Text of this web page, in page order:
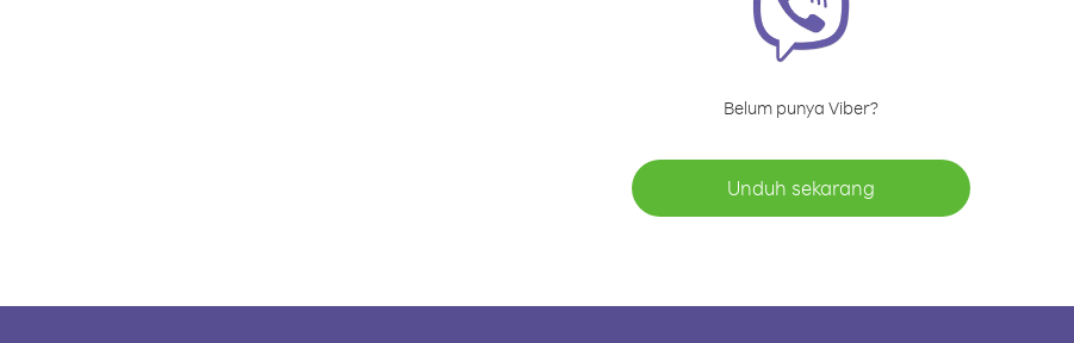
Belum punya Viber?
Unduh sekarang